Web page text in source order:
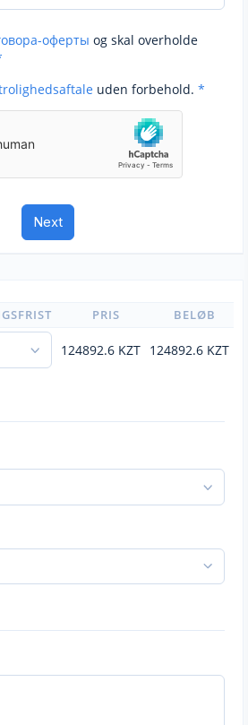
оферты og skal overholde
uden forbehold. *
PRIS BELØB
124892.6 KZT 124892.6 KZT